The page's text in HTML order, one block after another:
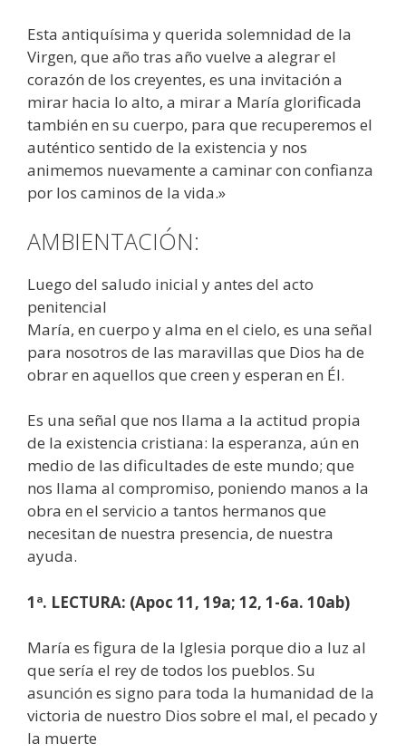
Esta antiquísima y querida solemnidad de la
Virgen, que año tras año vuelve a alegrar el
corazón de los creyentes, es una invitación a
mirar hacia lo alto, a mirar a María glorificada
también en su cuerpo, para que recuperemos el
auténtico sentido de la existencia y nos
animemos nuevamente a caminar con confianza
por los caminos de la vida.»
AMBIENTACIÓN:
Luego del saludo inicial y antes del acto
penitencial
María, en cuerpo y alma en el cielo, es una señal
para nosotros de las maravillas que Dios ha de
obrar en aquellos que creen y esperan en Él.
Es una señal que nos llama a la actitud propia
de la existencia cristiana: la esperanza, aún en
medio de las dificultades de este mundo; que
nos llama al compromiso, poniendo manos a la
obra en el servicio a tantos hermanos que
necesitan de nuestra presencia, de nuestra
ayuda.
1ª. LECTURA: (Apoc 11, 19a; 12, 1-6a. 10ab)
María es figura de la Iglesia porque dio a luz al
que sería el rey de todos los pueblos. Su
asunción es signo para toda la humanidad de la
victoria de nuestro Dios sobre el mal, el pecado y
la muerte